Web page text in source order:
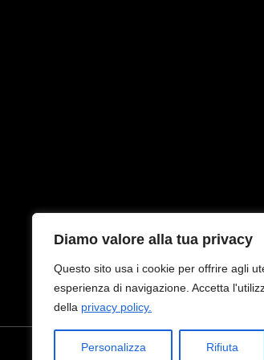
Diamo valore alla tua privacy
Questo sito usa i cookie per offrire agli
esperienza di navigazione. Accetta
della privacy policy.
Personalizza Rifiuta